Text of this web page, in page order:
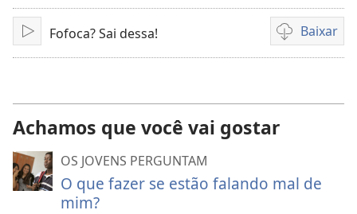
Reproduzir
Fofoca? Sai dessa! Baixar
Opções
de
Achamos que você vai gostar
OS JOVENS PERGUNTAM
O que fazer se estão falando mal de
mim?